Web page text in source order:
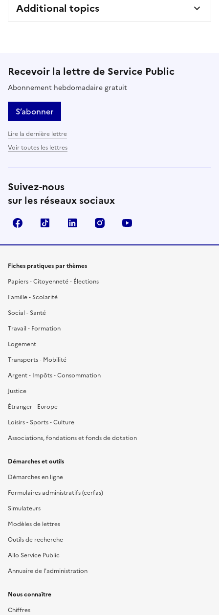
Additional topics
Recevoir la lettre de Service Public
Abonnement hebdomadaire gratuit
S’abonner
Lire la dernière lettre
Voir toutes les lettres
Suivez-nous
sur les réseaux sociaux
FacebookTikTok LinkedIn Instagram
Fiches pratiques par thèmes
Papiers - Citoyenneté - Élections
Famille - Scolarité
Social - Santé
Travail - Formation
Logement
Transports - Mobilité
Argent - Impôts - Consommation
Justice
Étranger - Europe
Loisirs - Sports - Culture
Associations, fondations et fonds de dotation
Démarches et outils
Démarches en ligne
Formulaires administratifs (cerfas)
Simulateurs
Modèles de lettres
Outils de recherche
Allo Service Public
Annuaire de l'administration
Nous connaître
Chiffres